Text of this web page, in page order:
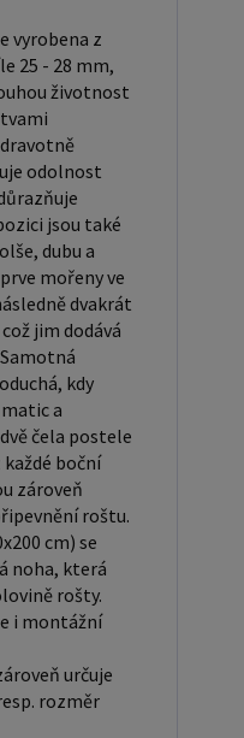
v ložnici,
hosty a dalších
lze doplnit
skříní i úložným
120x200 cm a
velmi komfortní
je ideální pro
prostoru než
postele
považovány za
postel. Před
máte dostatek
svou dobrou
Borovicové dřevo
o malinko tvrdší
opracovává.
barvou a
barvu, která díky
do oranžovo
odstínu. Tento
nábytkářství,
vyrobena z
25 - 28 mm,
životnost
odolnost
jsou také
dubu a
mořeny ve
dvakrát
jim dodává
kdy
a
čela postele
boční
zároveň
roštu.
cm) se
noha, která
rošty.
i montážní
určuje
rozměr